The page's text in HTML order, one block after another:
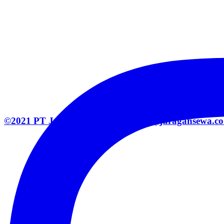
©2021 PT Juragan Mitra Solusindo |